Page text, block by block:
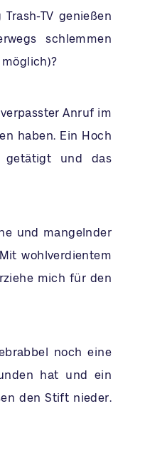
TV genießen
schlemmen
Anruf im
haben. Ein Hoch
getätigt und das
und mangelnder
wohlverdientem
mich für den
noch eine
hat und ein
den Stift nieder.